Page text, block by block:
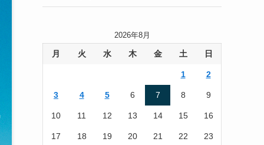
2026年8月
月 火 水 木 金 土 日
1 2
3 4 5 6 7 8 9
10 11 12 13 14 15 16
17 18 19 20 21 22 23